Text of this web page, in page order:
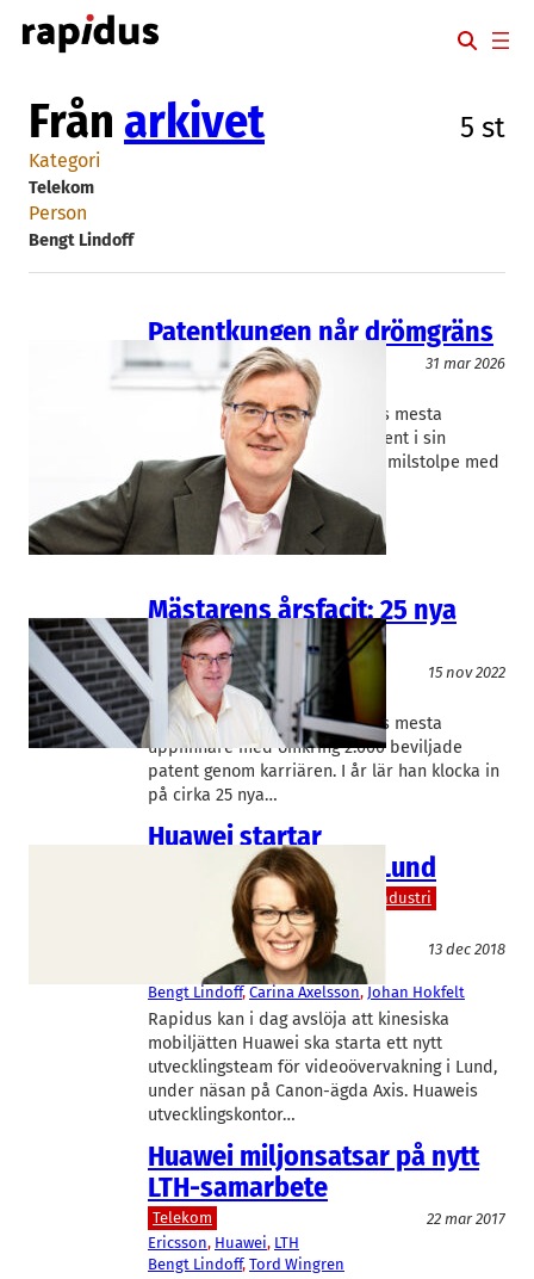
Hoppa
till
Från arkivet 5 st
Kategori
Telekom
Person
Bengt Lindoff
Patentkungen når drömgräns
IT/Hårdvara Telekom
31 mar 2026
Beammwave
Bengt Lindoff
Bengt Lindoff är en av Sveriges mesta
uppfinnare, med tusentals patent i sin
portfölj. Nu har han nått en ny milstolpe med
500 beviljade patent…
Mästarens årsfacit: 25 nya
patent
Telekom
15 nov 2022
Bengt Lindoff
Bengt Lindoff är en av Sveriges mesta
uppfinnare med omkring 2.000 beviljade
patent genom karriären. I år lär han klocka in
på cirka 25 nya…
Huawei startar
kamerautveckling i Lund
IT/Mjukvara
Teknik/Verkstadsindustri
13 dec 2018
Bengt Lindoff, Carina Axelsson, Johan Hokfelt
Rapidus kan i dag avslöja att kinesiska
mobiljätten Huawei ska starta ett nytt
utvecklingsteam för videoövervakning i Lund,
under näsan på Canon-ägda Axis. Huaweis
utvecklingskontor…
Huawei miljonsatsar på nytt
LTH-samarbete
Telekom
22 mar 2017
Ericsson, Huawei, LTH
Bengt Lindoff, Tord Wingren